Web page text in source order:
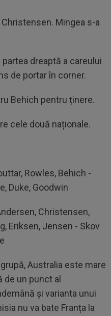
Mingea s-a
dreaptă a careului
de portar în corner.
Behich pentru ținere.
cele două naționale.
Rowles, Behich -
Duke, Goodwin
Christensen,
Eriksen, Jensen - Skov
Australia este mare
un punct al
și varianta unui
nu va bate Franța la